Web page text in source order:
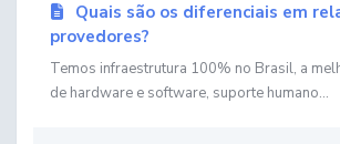
Quais são os diferenciais em
provedores?
Temos infraestrutura 100% no Brasil, a
de hardware e software, suporte humano...